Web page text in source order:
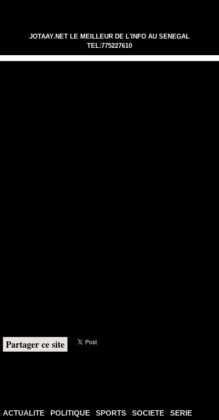
JOTAAY.NET LE MEILLEUR DE L'INFO AU SENEGAL
TEL:775227610
Partager ce site
ACTUALITE POLITIQUE SPORTS SOCIETE
SERIE